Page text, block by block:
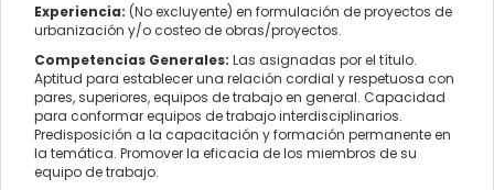
Experiencia: (No excluyente) en formulación de proyectos de
urbanización y/o costeo de obras/proyectos.
Competencias Generales: Las asignadas por el título.
Aptitud para establecer una relación cordial y respetuosa con
pares, superiores, equipos de trabajo en general. Capacidad
para conformar equipos de trabajo interdisciplinarios.
Predisposición a la capacitación y formación permanente en
la temática. Promover la eficacia de los miembros de su
equipo de trabajo.